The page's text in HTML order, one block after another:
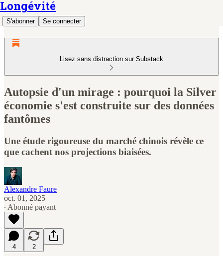
Longévité
S'abonner Se connecter
Lisez sans distraction sur Substack
Autopsie d'un mirage : pourquoi la Silver
économie s'est construite sur des données
fantômes
Une étude rigoureuse du marché chinois révèle ce
que cachent nos projections biaisées.
Alexandre Faure
oct. 01, 2025
∙ Abonné payant
4 2